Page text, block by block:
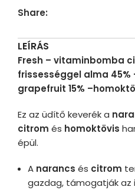
Share:
LEÍRÁS
Fresh – vitaminbomba
frissességgel alma 45%
grapefruit 15%
Ez az üdítő keverék a
citrom és homoktövis
épül.
A narancs és citrom
gazdag, támogatják az